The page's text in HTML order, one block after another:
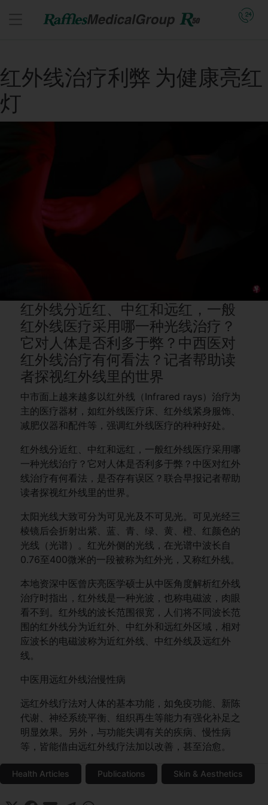
红外线治疗利弊 为健康亮红
灯
红外线分近红、中红和远红，一般
红外线医疗采用哪一种光线治疗？
它对人体是否利多于弊？中西医对
红外线治疗有何看法？记者帮助读
者探视红外线里的世界
中市面上越来越多以红外线（Infrared rays）治疗为
主的医疗器材，如红外线医疗床、红外线紧身服饰、
减肥仪器和配件等，强调红外线医疗的种种好处。
红外线分近红、中红和远红，一般红外线医疗采用哪
一种光线治疗？它对人体是否利多于弊？中医对红外
线治疗有何看法，是否存有误区？联合早报记者帮助
读者探视红外线里的世界。
太阳光线大致可分为可见光及不可见光。可见光经三
棱镜后会折射出紫、蓝、青、绿、黄、橙、红颜色的
光线（光谱）。红光外侧的光线，在光谱中波长自
0.76至400微米的一段被称为红外光，又称红外线。
本地资深中医曾庆亮医学硕士从中医角度解析红外线
治疗时指出，红外线是一种光波，也称电磁波，肉眼
看不到。红外线的波长范围很宽，人们将不同波长范
围的红外线分为近红外、中红外和远红外区域，相对
应波长的电磁波称为近红外线、中红外线及远红外
线。
中医用远红外线治慢性病
远红外线疗法对人体的基本功能，如免疫功能、新陈
代谢、神经系统平衡、组织再生等能力有强化补足之
明显效果。另外，与功能失调有关的疾病、慢性病
等，皆能借由远红外线疗法加以改善，甚至治愈。
Health Articles Publications Skin & Aesthetics